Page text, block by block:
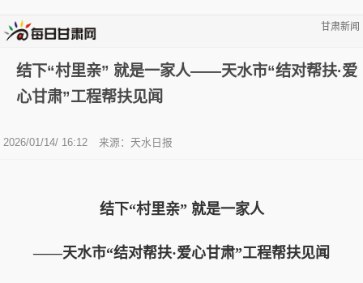
甘肃新闻
结下“村里亲” 就是一家人——天水市“结对帮扶·爱
心甘肃”工程帮扶见闻
2026/01/14/ 16:12 来源：天水日报
结下“村里亲” 就是一家人
——天水市“结对帮扶·爱心甘肃”工程帮扶见闻